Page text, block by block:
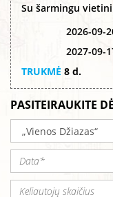
Su šarmingu
2026-09-
2027-09-
TRUKMĖ 8 d.
PASITEIRAUKITE